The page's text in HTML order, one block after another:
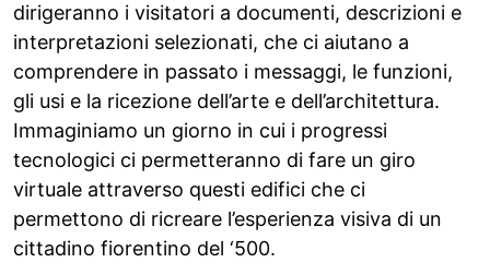
dirigeranno i visitatori a documenti, descrizioni e
interpretazioni selezionati, che ci aiutano a
comprendere in passato i messaggi, le funzioni,
gli usi e la ricezione dell’arte e dell’architettura.
Immaginiamo un giorno in cui i progressi
tecnologici ci permetteranno di fare un giro
virtuale attraverso questi edifici che ci
permettono di ricreare l’esperienza visiva di un
cittadino fiorentino del ‘500.